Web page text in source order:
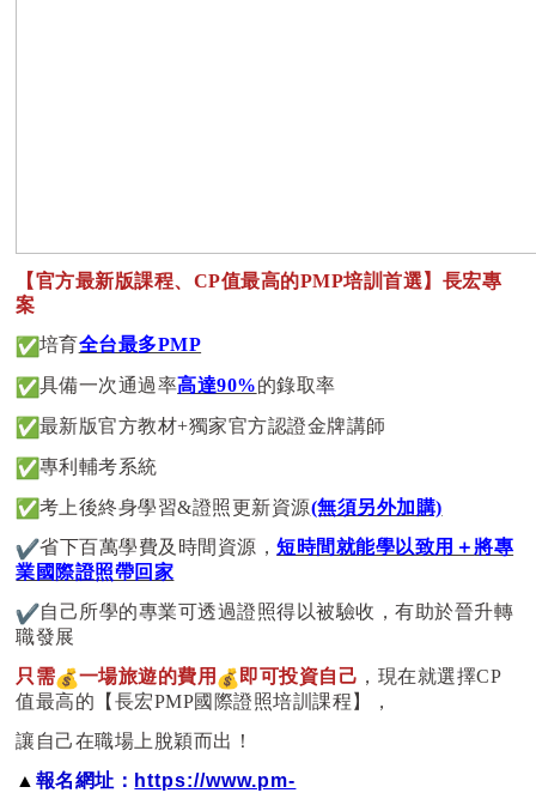
【官方最新版課程、CP值最高的PMP培訓首選】長宏專
案
培育全台最多PMP
具備一次通過率高達90%的錄取率
最新版官方教材+獨家官方認證金牌講師
專利輔考系統
考上後終身學習&證照更新資源(無須另外加購)
️省下百萬學費及時間資源，短時間就能學以致用＋將專
業國際證照帶回家
️自己所學的專業可透過證照得以被驗收，有助於晉升轉
職發展
只需
一場旅遊的費用 即可投資自己 ，現在就選擇CP
值最高的【 長宏PMP國際證照培訓課程】，
讓自己在職場上脫穎而出！
▲ 報名網址： https://www.pm-